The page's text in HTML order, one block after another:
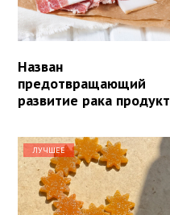
Назван
предотвращающий
развитие рака продукт
ЛУЧШЕЕ